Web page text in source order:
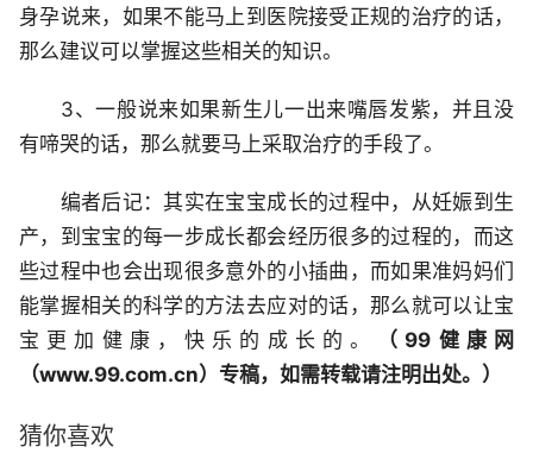
身孕说来，如果不能马上到医院接受正规的治疗的话，
那么建议可以掌握这些相关的知识。
3、一般说来如果新生儿一出来嘴唇发紫，并且没
有啼哭的话，那么就要马上采取治疗的手段了。
编者后记：其实在宝宝成长的过程中，从妊娠到生
产，到宝宝的每一步成长都会经历很多的过程的，而这
些过程中也会出现很多意外的小插曲，而如果准妈妈们
能掌握相关的科学的方法去应对的话，那么就可以让宝
宝更加健康，快乐的成长的。
（99健康网
（www.99.com.cn）专稿，如需转载请注明出处。）
猜你喜欢